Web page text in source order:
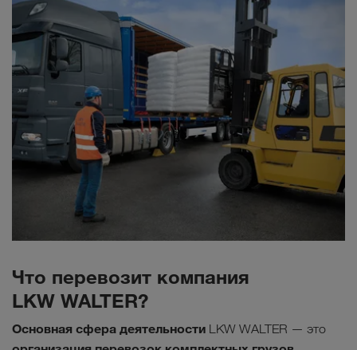
Что перевозит компания
LKW WALTER?
Основная сфера деятельности LKW WALTER — это